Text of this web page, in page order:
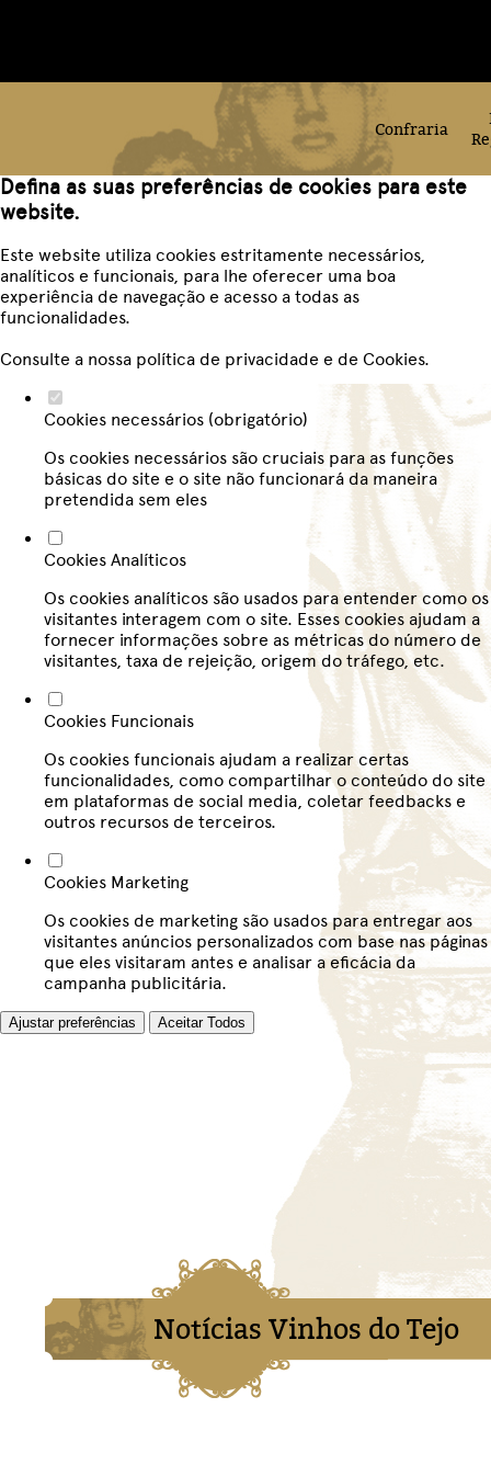
Defina as suas preferências de cookies para este
website.
Este website utiliza cookies estritamente necessários,
analíticos e funcionais, para lhe oferecer uma boa
experiência de navegação e acesso a todas as
funcionalidades.
Consulte a nossa política de privacidade e de Cookies.
Cookies necessários (obrigatório)
Os cookies necessários são cruciais para as funções
básicas do site e o site não funcionará da maneira
pretendida sem eles
Cookies Analíticos
Os cookies analíticos são usados para entender como os
visitantes interagem com o site. Esses cookies ajudam a
fornecer informações sobre as métricas do número de
visitantes, taxa de rejeição, origem do tráfego, etc.
Cookies Funcionais
Os cookies funcionais ajudam a realizar certas
funcionalidades, como compartilhar o conteúdo do site
em plataformas de social media, coletar feedbacks e
outros recursos de terceiros.
Cookies Marketing
Os cookies de marketing são usados para entregar aos
visitantes anúncios personalizados com base nas páginas
que eles visitaram antes e analisar a eficácia da
campanha publicitária.
Ajustar preferências Aceitar Todos
Confraria
Notícias Vinhos do Tejo